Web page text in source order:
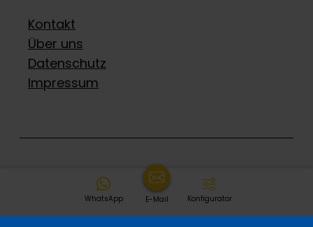
Kontakt
Über uns
Datenschutz
Impressum
WhatsApp E-Mail Konfigurator